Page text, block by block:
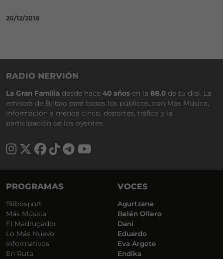
20/12/2018
RADIO NERVIÓN
La Gran Familia desde hace 40 años en la 88.0 de tu dial. La
emisora de Bilbao para todos los públicos, con Más Música,
información a menos cinco, deportes, tráfico y la
participación de los oyentes.
PROGRAMAS
Bilbosport
Más Música
El Madrugador
Lo Más Nuevo
Informativos
En Ruta
VOCES
Agurtzane
Belén Ollero
Dani
Eduardo
Eva Argote
Endika